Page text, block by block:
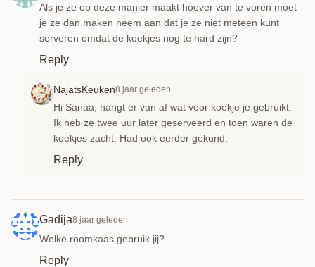
Als je ze op deze manier maakt hoever van te voren moet
je ze dan maken neem aan dat je ze niet meteen kunt
serveren omdat de koekjes nog te hard zijn?
Reply
NajatsKeuken8 jaar geleden
Hi Sanaa, hangt er van af wat voor koekje je gebruikt.
Ik heb ze twee uur later geserveerd en toen waren de
koekjes zacht. Had ook eerder gekund.
Reply
Gadija8 jaar geleden
Welke roomkaas gebruik jij?
Reply